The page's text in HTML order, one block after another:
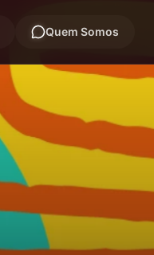
Quem Somos